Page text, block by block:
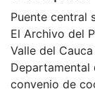
Puente central
El Archivo del
Valle del
Departamental
convenio de